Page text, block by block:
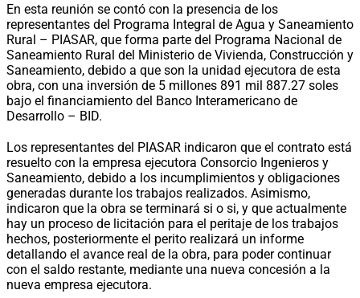
En esta reunión se contó con la presencia de los
representantes del Programa Integral de Agua y Saneamiento
Rural – PIASAR, que forma parte del Programa Nacional de
Saneamiento Rural del Ministerio de Vivienda, Construcción y
Saneamiento, debido a que son la unidad ejecutora de esta
obra, con una inversión de 5 millones 891 mil 887.27 soles
bajo el financiamiento del Banco Interamericano de
Desarrollo – BID.
Los representantes del PIASAR indicaron que el contrato está
resuelto con la empresa ejecutora Consorcio Ingenieros y
Saneamiento, debido a los incumplimientos y obligaciones
generadas durante los trabajos realizados. Asimismo,
indicaron que la obra se terminará si o si, y que actualmente
hay un proceso de licitación para el peritaje de los trabajos
hechos, posteriormente el perito realizará un informe
detallando el avance real de la obra, para poder continuar
con el saldo restante, mediante una nueva concesión a la
nueva empresa ejecutora.